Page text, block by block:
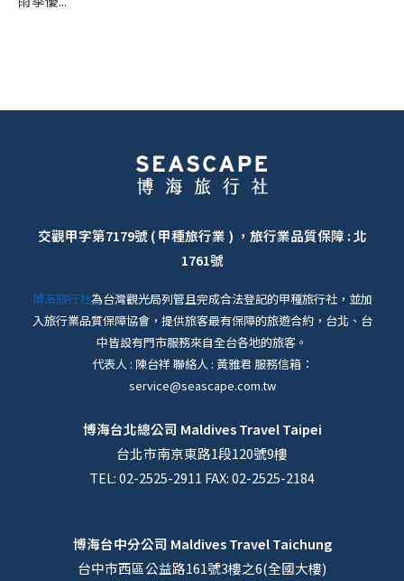
交觀甲字第7179號 ( 甲種旅行業 ) ，旅行業品質保障 : 北
1761號
博海旅行社為台灣觀光局列管且完成合法登記的甲種旅行社，並加
入旅行業品質保障協會，提供旅客最有保障的旅遊合約，台北、台
中皆設有門市服務來自全台各地的旅客。
代表人 : 陳台祥 聯絡人 : 黃雅君 服務信箱：
service@seascape.com.tw
博海台北總公司 Maldives Travel Taipei
台北市南京東路1段120號9樓
TEL: 02-2525-2911 FAX: 02-2525-2184
博海台中分公司 Maldives Travel Taichung
台中市西區公益路161號3樓之6(全國大樓)